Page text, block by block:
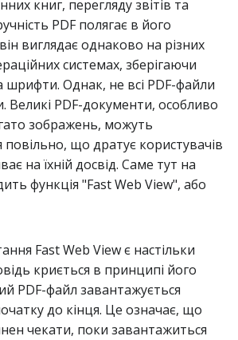
книг, перегляду звітів та
PDF полягає в його
виглядає однаково на різних
системах, зберігаючи
Однак, не всі PDF-файли
Великі PDF-документи, особливо
зображень, можуть
що дратує користувачів
на їхній досвід. Саме тут на
функція "Fast Web View", або
Fast Web View є настільки
криється в принципі його
PDF-файл завантажується
до кінця. Це означає, що
чекати, поки завантажиться